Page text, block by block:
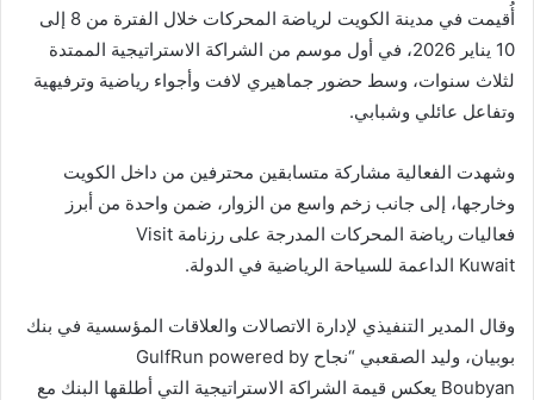
أُقيمت في مدينة الكويت لرياضة المحركات خلال الفترة من 8 إلى
10 يناير 2026، في أول موسم من الشراكة الاستراتيجية الممتدة
لثلاث سنوات، وسط حضور جماهيري لافت وأجواء رياضية وترفيهية
وتفاعل عائلي وشبابي.
وشهدت الفعالية مشاركة متسابقين محترفين من داخل الكويت
وخارجها، إلى جانب زخم واسع من الزوار، ضمن واحدة من أبرز
فعاليات رياضة المحركات المدرجة على رزنامة Visit
Kuwait الداعمة للسياحة الرياضية في الدولة.
وقال المدير التنفيذي لإدارة الاتصالات والعلاقات المؤسسية في بنك
بوبيان، وليد الصقعبي “نجاح GulfRun powered by
Boubyan يعكس قيمة الشراكة الاستراتيجية التي أطلقها البنك مع